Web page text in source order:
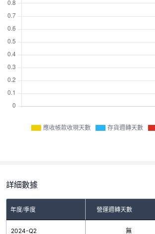
應收帳款收現天數 存貨週轉天數
詳細數據
年度/季度
存貨週轉天數 營運週轉天數
2024-Q2 無